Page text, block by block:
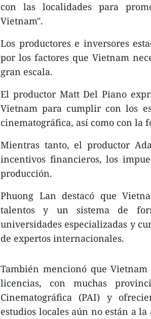
con las localidades para
Vietnam".
Los productores e inversores
por los factores que Vietnam
gran escala.
El productor Matt Del Piano
Vietnam para cumplir con los
cinematográfica, así como con la
Mientras tanto, el productor
incentivos financieros, los
producción.
Phuong Lan destacó que
talentos y un sistema de
universidades especializadas y
de expertos internacionales.
También mencionó que
licencias, con muchas
Cinematográfica (PAI) y
estudios locales aún no están a